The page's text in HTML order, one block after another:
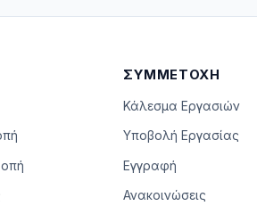
ΣΥΜΜΕΤΟΧΉ
Κάλεσμα Εργασιών
Υποβολή Εργασίας
Εγγραφή
Ανακοινώσεις